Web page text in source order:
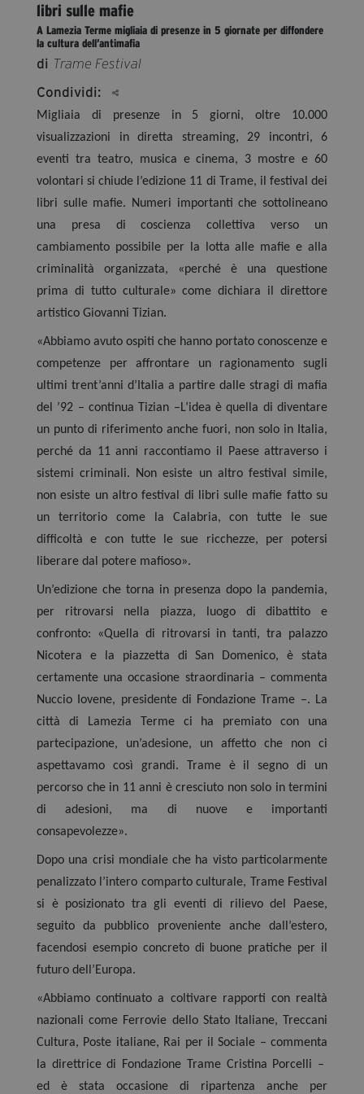
segreteria@tramefestival.it
info@tramefestival.it
+39 346 954 4078
libri sulle mafie
A Lamezia Terme migliaia di presenze in 5 giornate per diffondere
la cultura dell’antimafia
di Trame Festival
Condividi:
Migliaia di presenze in 5 giorni, oltre 10.000
visualizzazioni in diretta streaming, 29 incontri, 6
eventi tra teatro, musica e cinema, 3 mostre e 60
volontari si chiude l’edizione 11 di Trame, il festival dei
libri sulle mafie. Numeri importanti che sottolineano
una presa di coscienza collettiva verso un
cambiamento possibile per la lotta alle mafie e alla
criminalità organizzata, «perché è una questione
prima di tutto culturale» come dichiara il direttore
artistico Giovanni Tizian.
«Abbiamo avuto ospiti che hanno portato conoscenze e
competenze per affrontare un ragionamento sugli
ultimi trent’anni d’Italia a partire dalle stragi di mafia
del ’92 – continua Tizian –L’idea è quella di diventare
un punto di riferimento anche fuori, non solo in Italia,
perché da 11 anni raccontiamo il Paese attraverso i
sistemi criminali. Non esiste un altro festival simile,
non esiste un altro festival di libri sulle mafie fatto su
un territorio come la Calabria, con tutte le sue
difficoltà e con tutte le sue ricchezze, per potersi
liberare dal potere mafioso».
Un’edizione che torna in presenza dopo la pandemia,
per ritrovarsi nella piazza, luogo di dibattito e
confronto: «Quella di ritrovarsi in tanti, tra palazzo
Nicotera e la piazzetta di San Domenico, è stata
certamente una occasione straordinaria – commenta
Nuccio Iovene, presidente di Fondazione Trame –. La
città di Lamezia Terme ci ha premiato con una
partecipazione, un’adesione, un affetto che non ci
aspettavamo così grandi. Trame è il segno di un
percorso che in 11 anni è cresciuto non solo in termini
di adesioni, ma di nuove e importanti
consapevolezze».
Dopo una crisi mondiale che ha visto particolarmente
penalizzato l’intero comparto culturale, Trame Festival
si è posizionato tra gli eventi di rilievo del Paese,
seguito da pubblico proveniente anche dall’estero,
facendosi esempio concreto di buone pratiche per il
futuro dell’Europa.
«Abbiamo continuato a coltivare rapporti con realtà
nazionali come Ferrovie dello Stato Italiane, Treccani
Cultura, Poste italiane, Rai per il Sociale – commenta
la direttrice di Fondazione Trame Cristina Porcelli –
ed è stata occasione di ripartenza anche per